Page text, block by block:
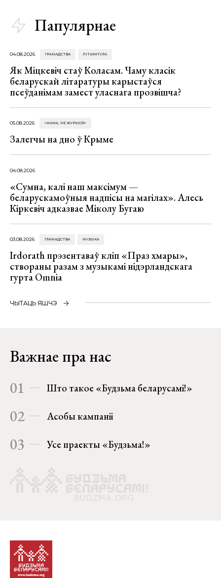
Папулярнае
04.08.2026 ГРАМАДСТВА ЛІТАРАТУРА
Як Міцкевіч стаў Коласам. Чаму класік
беларускай літаратуры карыстаўся
псеўданімам замест уласнага прозвішча?
05.08.2026 «МАМА, НЕ ЖУРЫСЯ!»
Залегчы на дно ў Крыме
04.08.2026
«Сумна, калі наш максімум —
беларускамоўныя надпісы на магілах». Алесь
Кіркевіч адказвае Міколу Бугаю
03.08.2026 ГРАМАДСТВА МУЗЫКА
Irdorath прэзентаваў кліп «Праз хмары»,
створаны разам з музыкамі нідэрландскага
гурта Omnia
ЧЫТАЦЬ ЯШЧЭ
Важнае пра нас
01 Што такое «Будзьма беларусамі!»
02 Асобы кампаніі
03 Усе праекты «Будзьма!»